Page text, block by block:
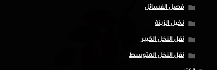
فصل الفسائل
نخيل الزينة
نقل النخل الكبير
نقل النخل المتوسط